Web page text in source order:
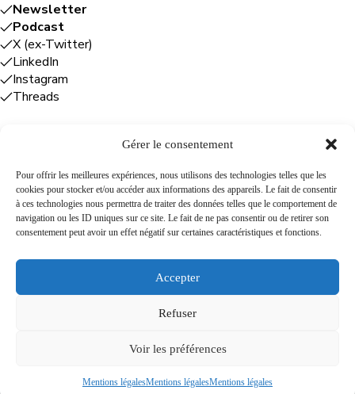
Gérer le consentement
Pour offrir les meilleures expériences, nous utilisons des technologies telles que les
cookies pour stocker et/ou accéder aux informations des appareils. Le fait de consentir
à ces technologies nous permettra de traiter des données telles que le comportement de
navigation ou les ID uniques sur ce site. Le fait de ne pas consentir ou de retirer son
consentement peut avoir un effet négatif sur certaines caractéristiques et fonctions.
Accepter
Refuser
Voir les préférences
Mentions légalesMentions légalesMentions légales
Newsletter
Podcast
X (ex-Twitter)
LinkedIn
Instagram
Threads
Plume Caraïbe: conseil éditorial +
rédaction
Foodîles Agency: lab + média + événement
Cuisines mobiles
Newsletter Podcast